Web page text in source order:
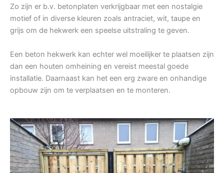
Zo zijn er b.v. betonplaten verkrijgbaar met een nostalgie
motief of in diverse kleuren zoals antraciet, wit, taupe en
grijs om de hekwerk een speelse uitstraling te geven.
Een beton hekwerk kan echter wel moeilijker te plaatsen zijn
dan een houten omheining en vereist meestal goede
installatie. Daarnaast kan het een erg zware en onhandige
opbouw zijn om te verplaatsen en te monteren.